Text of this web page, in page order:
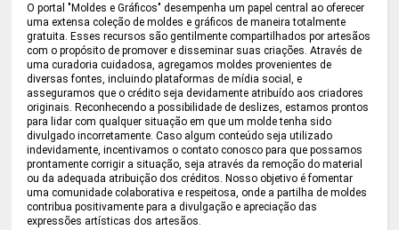
O portal "Moldes e Gráficos" desempenha um papel central ao oferecer
uma extensa coleção de moldes e gráficos de maneira totalmente
gratuita. Esses recursos são gentilmente compartilhados por artesãos
com o propósito de promover e disseminar suas criações. Através de
uma curadoria cuidadosa, agregamos moldes provenientes de
diversas fontes, incluindo plataformas de mídia social, e
asseguramos que o crédito seja devidamente atribuído aos criadores
originais. Reconhecendo a possibilidade de deslizes, estamos prontos
para lidar com qualquer situação em que um molde tenha sido
divulgado incorretamente. Caso algum conteúdo seja utilizado
indevidamente, incentivamos o contato conosco para que possamos
prontamente corrigir a situação, seja através da remoção do material
ou da adequada atribuição dos créditos. Nosso objetivo é fomentar
uma comunidade colaborativa e respeitosa, onde a partilha de moldes
contribua positivamente para a divulgação e apreciação das
expressões artísticas dos artesãos.